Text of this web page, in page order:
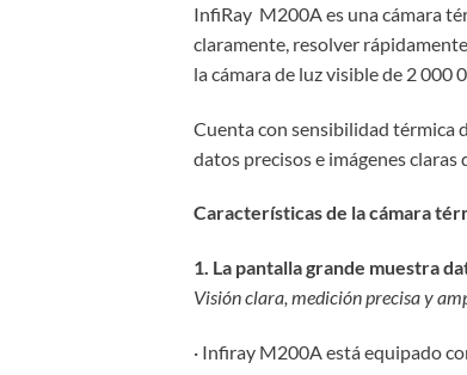
InfiRay M200A es una cámara
claramente, resolver
la cámara de luz visible de 2 000
Cuenta con sensibilidad térmica
datos precisos e imágenes
Características de la cámara
1. La pantalla grande muestra
Visión clara, medición precisa y
· Infiray M200A está equipado